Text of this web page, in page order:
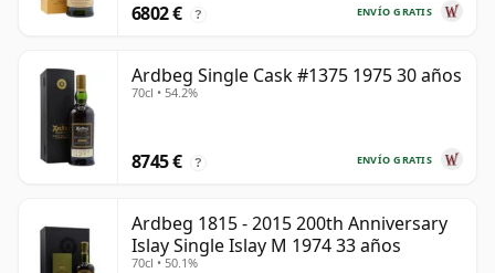
ENVÍO GRATIS
6802 € ?
Ardbeg Single Cask #1375 1975 30 años
70cl • 54.2%
ENVÍO GRATIS
8745 € ?
Ardbeg 1815 - 2015 200th Anniversary
Islay Single Islay M 1974 33 años
70cl • 50.1%